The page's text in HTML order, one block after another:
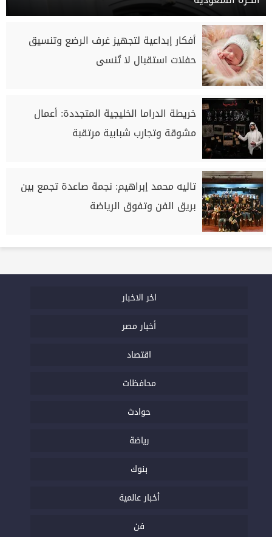
أفكار إبداعية لتجهيز غرف الرضع وتنسيق
حفلات استقبال لا تُنسى
خريطة الدراما الخليجية المتجددة: أعمال
مشوقة وتجارب شبابية مرتقبة
تاليه محمد إبراهيم: نجمة صاعدة تجمع بين
بريق الفن وتفوق الرياضة
اخر الاخبار
أخبار مصر
اقتصاد
محافظات
حوادث
رياضة
بنوك
أخبار عالمية
فن